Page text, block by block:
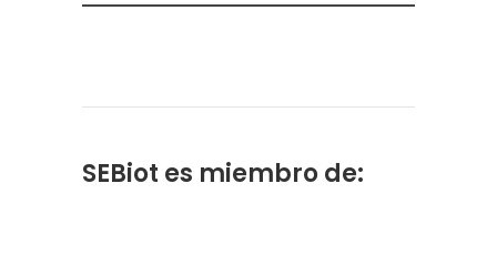
SEBiot es miembro de: